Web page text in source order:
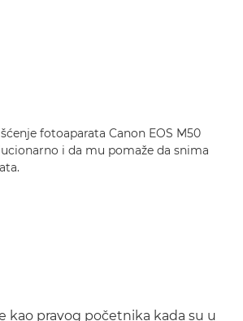
fotoaparata Canon EOS M50
i da mu pomaže da snima
kao pravog početnika kada su u